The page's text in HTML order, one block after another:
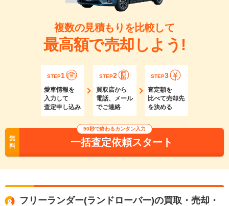
複数の見積もりを比較して
最高額で売却しよう!
STEP1
愛車情報を
入力して
査定申し込み
STEP2
買取店から
電話、メール
でご連絡
STEP3
査定額を
比べて売却先
を決める
無
料
90秒で終わるカンタン入力
一括査定依頼スタート
フリーランダー(ランドローバー)の買取・売却・